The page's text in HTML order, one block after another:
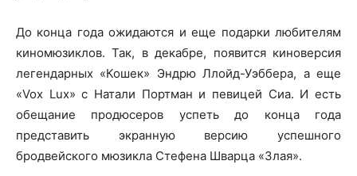
До конца года ожидаются и еще подарки любителям
киномюзиклов. Так, в декабре, появится киноверсия
легендарных «Кошек» Эндрю Ллойд-Уэббера, а еще
«Vox Lux» с Натали Портман и певицей Сиа. И есть
обещание продюсеров успеть до конца года
представить экранную версию успешного
бродвейского мюзикла Стефена Шварца «Злая».